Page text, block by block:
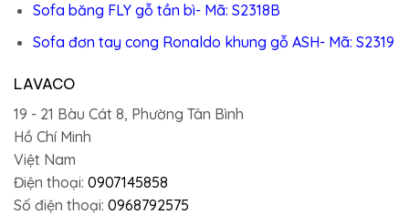
Sofa băng FLY gỗ tần bì- Mã: S2318B
Sofa đơn tay cong Ronaldo khung gỗ ASH- Mã: S2319
LAVACO
19 - 21 Bàu Cát 8, Phường Tân Bình
Hồ Chí Minh
Việt Nam
Điện thoại: 0907145858
Số điện thoại: 0968792575